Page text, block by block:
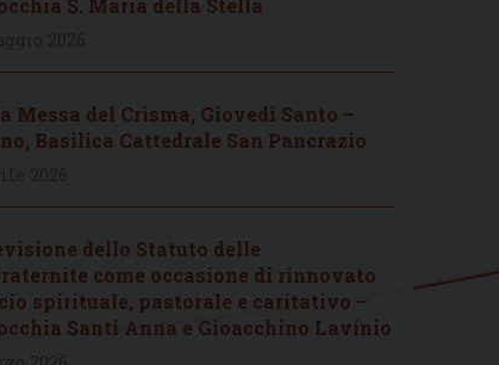
S. Maria della Stella
Messa del Crisma, Giovedì Santo –
Basilica Cattedrale San Pancrazio
dello Statuto delle
come occasione di rinnovato
spirituale, pastorale e caritativo –
Santi Anna e Gioacchino Lavinio